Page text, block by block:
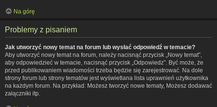
Na górę
Problemy z pisaniem
Jak utworzyć nowy temat na forum lub wysłać odpowiedź w temacie?
Aby utworzyć nowy temat na forum, należy nacisnąć przycisk „Nowy temat”,
aby odpowiedzieć w temacie, nacisnąć przycisk „Odpowiedz”. Być może, że
przed publikowaniem wiadomości trzeba będzie się zarejestrować. Na dole
strony forum lub strony tematów jest wyświetlana lista uprawnień użytkownika
na każdym forum. Na przykład: Możesz tworzyć nowe tematy, Możesz dodawać
załączniki itp.